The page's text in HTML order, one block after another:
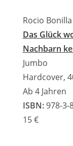
Rocio Bonilla
Das Glück
Nachbarn
Jumbo
Hardcover,
Ab 4 Jahren
ISBN: 978-3-
15 €